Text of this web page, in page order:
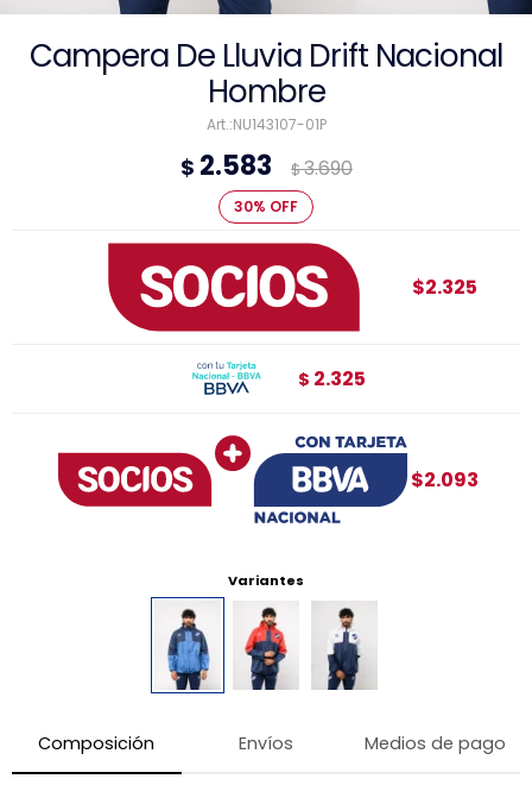
Campera De Lluvia Drift Nacional
Hombre
NU143107-01P
$ 2.583 $3.690
30
$2.093
$2.325
$ 2.325
Variantes
Composición Envíos Medios de pago